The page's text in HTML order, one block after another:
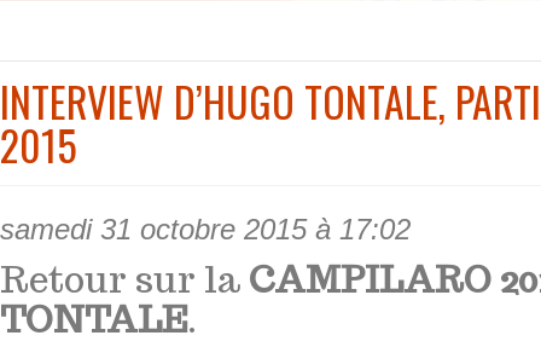
INTERVIEW D’HUGO TONTALE,
2015
samedi 31 octobre 2015 à 17:02
Retour sur la CAMPILARO
TONTALE.